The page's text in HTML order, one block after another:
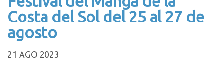
Costa del Sol del 25 al 27 de
agosto
21 AGO 2023